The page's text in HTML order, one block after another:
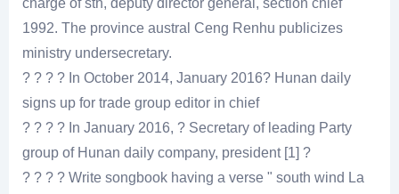
charge of sth, deputy director general, section chief
1992. The province austral Ceng Renhu publicizes
ministry undersecretary.
? ? ? ? In October 2014, January 2016? Hunan daily
signs up for trade group editor in chief
? ? ? ? In January 2016, ? Secretary of leading Party
group of Hunan daily company, president [1] ?
? ? ? ? Write songbook having a verse " south wind La